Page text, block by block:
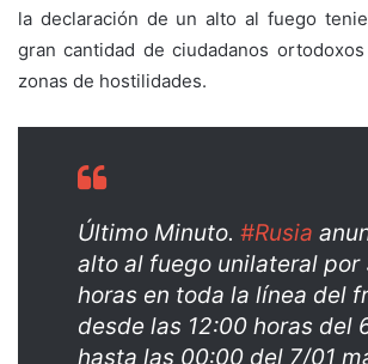
la declaración de un alto al fuego
gran cantidad de ciudadanos
zonas de hostilidades.
Último Minuto. #Rusia
alto al fuego unilateral por
horas en toda la línea del
desde las 12:00 horas del
hasta las 00:00 del 7/01